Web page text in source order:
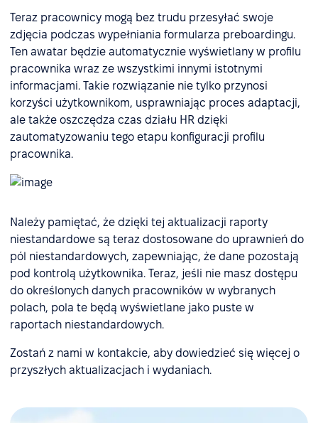
Teraz pracownicy mogą bez trudu przesyłać swoje
zdjęcia podczas wypełniania formularza preboardingu.
Ten awatar będzie automatycznie wyświetlany w profilu
pracownika wraz ze wszystkimi innymi istotnymi
informacjami. Takie rozwiązanie nie tylko przynosi
korzyści użytkownikom, usprawniając proces adaptacji,
ale także oszczędza czas działu HR dzięki
zautomatyzowaniu tego etapu konfiguracji profilu
pracownika.
Należy pamiętać, że dzięki tej aktualizacji raporty
niestandardowe są teraz dostosowane do uprawnień do
pól niestandardowych, zapewniając, że dane pozostają
pod kontrolą użytkownika. Teraz, jeśli nie masz dostępu
do określonych danych pracowników w wybranych
polach, pola te będą wyświetlane jako puste w
raportach niestandardowych.
Zostań z nami w kontakcie, aby dowiedzieć się więcej o
przyszłych aktualizacjach i wydaniach.